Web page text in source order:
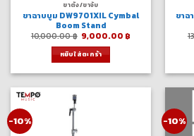
ขาตั้ง/ขาจับ
ขาฉาบบูม DW9701XIL Cymbal
Boom Stand
10,000.00฿ Original
price
was:
10,000.00 ฿.
9,000.00 ฿
หยิบใส่ตะกร้า
ขาฉ
-10% -10%